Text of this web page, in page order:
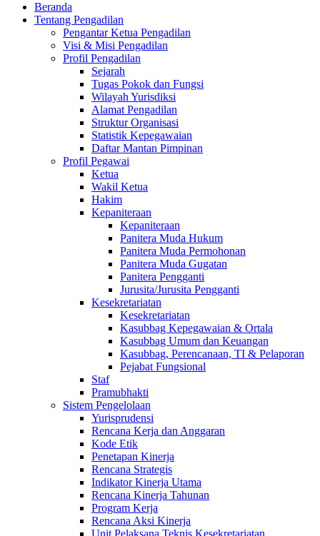
Beranda
Tentang Pengadilan
Pengantar Ketua Pengadilan
Visi & Misi Pengadilan
Profil Pengadilan
Sejarah
Tugas Pokok dan Fungsi
Wilayah Yurisdiksi
Alamat Pengadilan
Struktur Organisasi
Statistik Kepegawaian
Daftar Mantan Pimpinan
Profil Pegawai
Ketua
Wakil Ketua
Hakim
Kepaniteraan
Kepaniteraan
Panitera Muda Hukum
Panitera Muda Permohonan
Panitera Muda Gugatan
Panitera Pengganti
Jurusita/Jurusita Pengganti
Kesekretariatan
Kesekretariatan
Kasubbag Kepegawaian & Ortala
Kasubbag Umum dan Keuangan
Kasubbag, Perencanaan, TI & Pelaporan
Pejabat Fungsional
Staf
Pramubhakti
Sistem Pengelolaan
Yurisprudensi
Rencana Kerja dan Anggaran
Kode Etik
Penetapan Kinerja
Rencana Strategis
Indikator Kinerja Utama
Rencana Kinerja Tahunan
Program Kerja
Rencana Aksi Kinerja